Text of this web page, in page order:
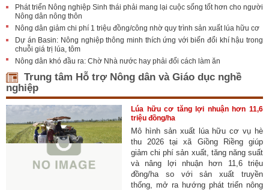
Phát triển Nông nghiệp Sinh thái phải mang lại cuộc sống tốt hơn cho người
Nông dân nông thôn
Nông dân giảm chi phí 1 triệu đồng/công nhờ quy trình sản xuất lúa hữu cơ
Dự án Basin: Nông nghiệp thông minh thích ứng với biến đổi khí hậu trong
chuỗi giá trị lúa, tôm
Nông dân khó đầu ra: Chờ Nhà nước hay phải đổi cách làm ăn
Trung tâm Hỗ trợ Nông dân và Giáo dục nghề
nghiệp
Lúa hữu cơ tăng lợi nhuận hơn 11,6
triệu đồng/ha
Mô hình sản xuất lúa hữu cơ vụ hè
thu 2026 tại xã Giồng Riềng giúp
giảm chi phí sản xuất, tăng năng suất
và nâng lợi nhuận hơn 11,6 triệu
đồng/ha so với sản xuất truyền
thống, mở ra hướng phát triển nông